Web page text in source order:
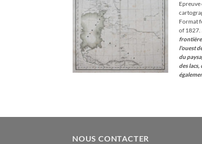
Epreuve
Format
of 1827.
frontière
l'ouest
du
des
NOUS CONTACTER